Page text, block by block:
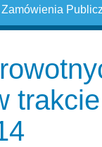
Zamówienia